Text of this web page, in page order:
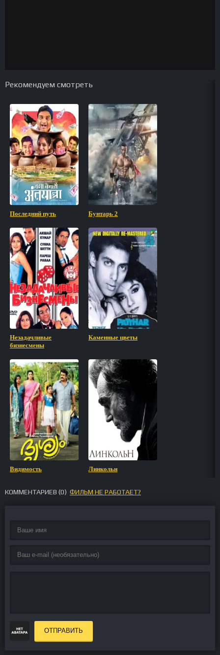
Рекомендуем смотреть
Последний путь Бунтарь 2
Незадачливые
бизнесмены
Каменные цветы
Видимость Линкольн
КОММЕНТАРИЕВ (0) ФИЛЬМ НЕ РАБОТАЕТ?
ОТПРАВИТЬ